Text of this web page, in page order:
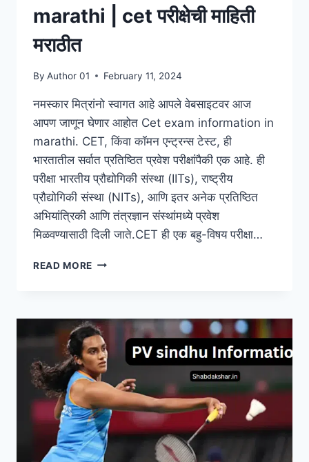
marathi | cet परीक्षेची माहिती
मराठीत
By Author 01 February 11, 2024
नमस्कार मित्रांनो स्वागत आहे आपले वेबसाइटवर आज
आपण जाणून घेणार आहोत Cet exam information in
marathi. CET, किंवा कॉमन एन्ट्रन्स टेस्ट, ही
भारतातील सर्वात प्रतिष्ठित प्रवेश परीक्षांपैकी एक आहे. ही
परीक्षा भारतीय प्रौद्योगिकी संस्था (IITs), राष्ट्रीय
प्रौद्योगिकी संस्था (NITs), आणि इतर अनेक प्रतिष्ठित
अभियांत्रिकी आणि तंत्रज्ञान संस्थांमध्ये प्रवेश
मिळवण्यासाठी दिली जाते.CET ही एक बहु-विषय परीक्षा…
READ MORE CET
MARATHI
|
CET
परीक्षेची
माहिती
मराठीत